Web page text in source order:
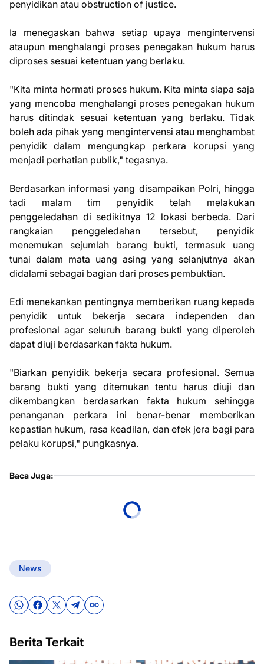
penyidikan atau obstruction of justice.
Ia menegaskan bahwa setiap upaya mengintervensi
ataupun menghalangi proses penegakan hukum harus
diproses sesuai ketentuan yang berlaku.
"Kita minta hormati proses hukum. Kita minta siapa saja
yang mencoba menghalangi proses penegakan hukum
harus ditindak sesuai ketentuan yang berlaku. Tidak
boleh ada pihak yang mengintervensi atau menghambat
penyidik dalam mengungkap perkara korupsi yang
menjadi perhatian publik," tegasnya.
Berdasarkan informasi yang disampaikan Polri, hingga
tadi malam tim penyidik telah melakukan
penggeledahan di sedikitnya 12 lokasi berbeda. Dari
rangkaian penggeledahan tersebut, penyidik
menemukan sejumlah barang bukti, termasuk uang
tunai dalam mata uang asing yang selanjutnya akan
didalami sebagai bagian dari proses pembuktian.
Edi menekankan pentingnya memberikan ruang kepada
penyidik untuk bekerja secara independen dan
profesional agar seluruh barang bukti yang diperoleh
dapat diuji berdasarkan fakta hukum.
"Biarkan penyidik bekerja secara profesional. Semua
barang bukti yang ditemukan tentu harus diuji dan
dikembangkan berdasarkan fakta hukum sehingga
penanganan perkara ini benar-benar memberikan
kepastian hukum, rasa keadilan, dan efek jera bagi para
pelaku korupsi," pungkasnya.
Baca Juga:
News
Berita Terkait